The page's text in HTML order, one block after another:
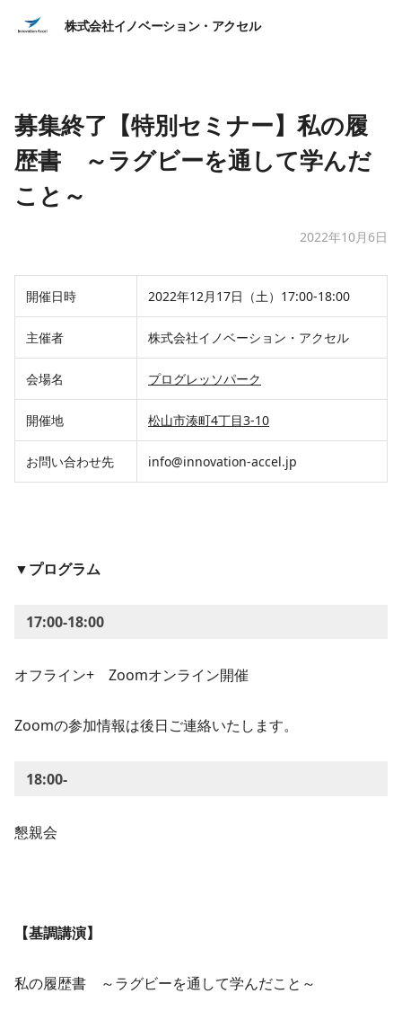
株式会社イノベーション・アクセル
募集終了【特別セミナー】私の履
歴書 ～ラグビーを通して学んだ
こと～
2022年10月6日
開催日時 2022年12月17日（土）17:00-18:00
主催者 株式会社イノベーション・アクセル
会場名 プログレッソパーク
開催地 松山市湊町4丁目3-10
お問い合わせ先 info@innovation-accel.jp
▼プログラム
17:00-18:00
オフライン+ Zoomオンライン開催
Zoomの参加情報は後日ご連絡いたします。
18:00-
懇親会
【基調講演】
私の履歴書 ～ラグビーを通して学んだこと～